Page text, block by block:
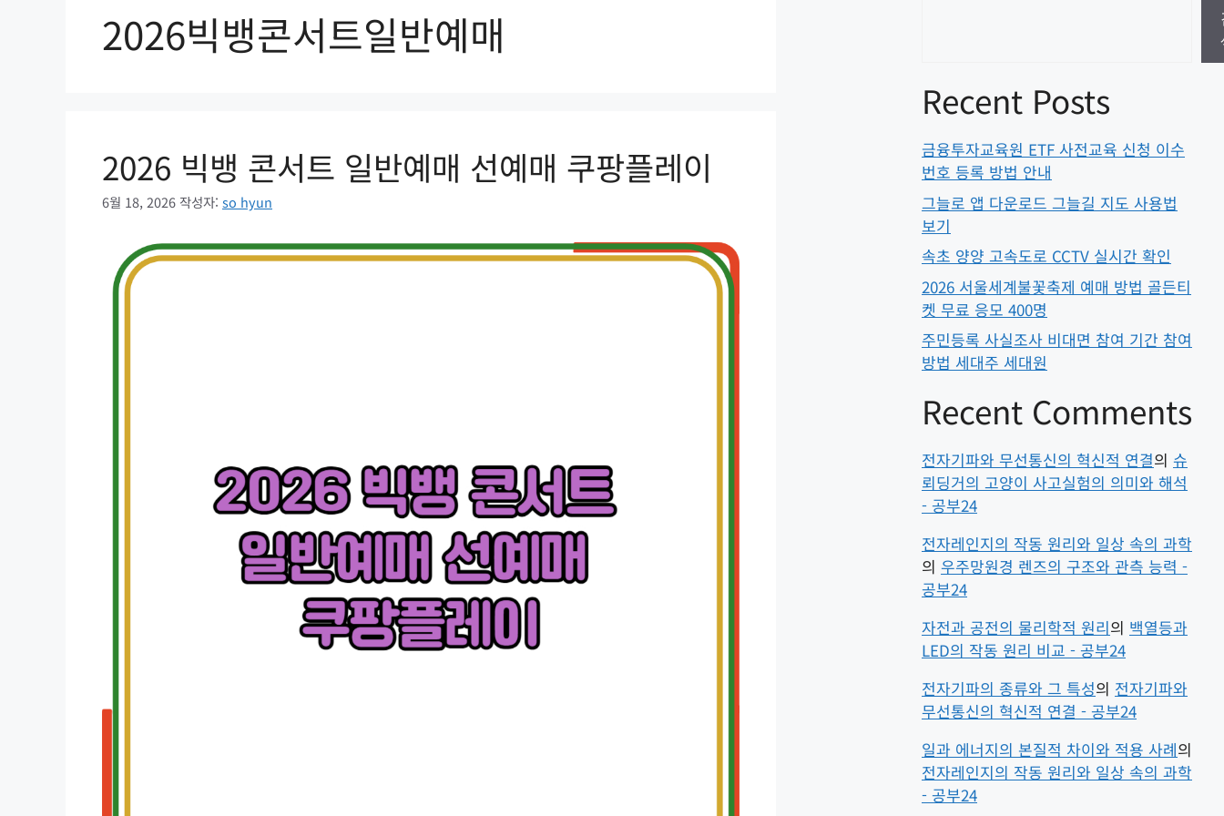
2026빅뱅콘서트일반예매
2026 빅뱅 콘서트 일반예매 선예매 쿠팡플레이
6월 18, 2026 작성자: so hyun
Recent Posts
금융투자교육원 ETF 사전교육 신청 이수
번호 등록 방법 안내
그늘로 앱 다운로드 그늘길 지도 사용법
보기
속초 양양 고속도로 CCTV 실시간 확인
2026 서울세계불꽃축제 예매 방법 골든티
켓 무료 응모 400명
주민등록 사실조사 비대면 참여 기간 참여
방법 세대주 세대원
Recent Comments
전자기파와 무선통신의 혁신적 연결의 슈
뢰딩거의 고양이 사고실험의 의미와 해석
- 공부24
전자레인지의 작동 원리와 일상 속의 과학
의 우주망원경 렌즈의 구조와 관측 능력 -
공부24
자전과 공전의 물리학적 원리의 백열등과
LED의 작동 원리 비교 - 공부24
전자기파의 종류와 그 특성의 전자기파와
무선통신의 혁신적 연결 - 공부24
일과 에너지의 본질적 차이와 적용 사례의
전자레인지의 작동 원리와 일상 속의 과학
- 공부24